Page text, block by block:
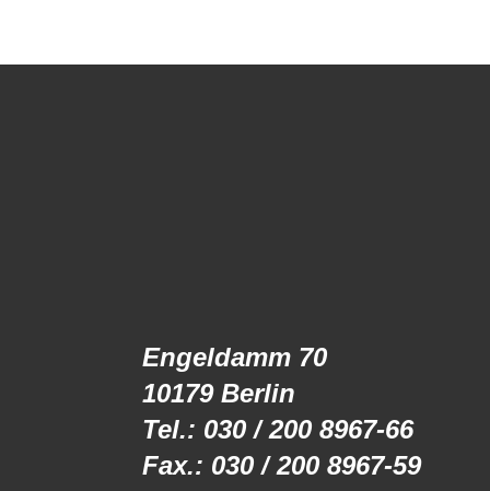
Engeldamm 70
10179 Berlin
Tel.: 030 / 200 8967-66
Fax.: 030 / 200 8967-59